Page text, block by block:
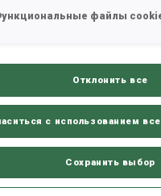
GUZIK
LAEGREID
NOR 0 0
8 25 R. TRSAN
1 1
файлы
Отклонить все
с использованием
Сохранить выбор